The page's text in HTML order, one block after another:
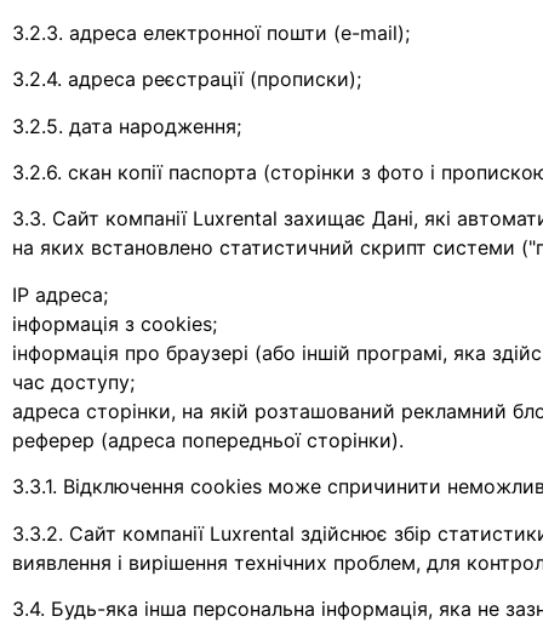
3.2.3. адреса електронної пошти (e-mail);
3.2.4. адреса реєстрації (прописки);
3.2.5. дата народження;
3.2.6. скан копії паспорта (сторінки з фото і
3.3. Сайт компанії Luxrental захищає Дані, які
на яких встановлено статистичний скрипт системи
IP адреса;
інформація з cookies;
інформація про браузері (або іншій програмі, яка
час доступу;
адреса сторінки, на якій розташований рекламний
реферер (адреса попередньої сторінки).
3.3.1. Відключення cookies може спричинити
3.3.2. Сайт компанії Luxrental здійснює збір
виявлення і вирішення технічних проблем, для
3.4. Будь-яка інша персональна інформація, яка не